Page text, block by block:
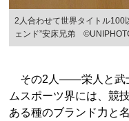
2人合わせて世界タイトル100
ェンド”安床兄弟
その2人――栄人と武
ムスポーツ界には、競
ある種のブランド力と